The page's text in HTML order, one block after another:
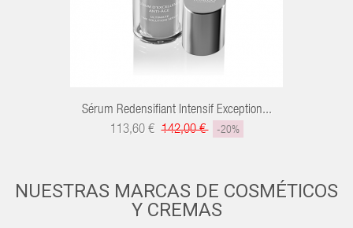
Sérum Redensifiant Intensif Exception...
113,60 € 142,00 € -20%
NUESTRAS MARCAS DE COSMÉTICOS
Y CREMAS